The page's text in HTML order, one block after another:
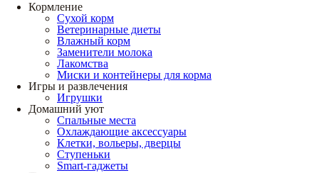
Кормление
Сухой корм
Ветеринарные диеты
Влажный корм
Заменители молока
Лакомства
Миски и контейнеры для корма
Игры и развлечения
Игрушки
Домашний уют
Спальные места
Охлаждающие аксессуары
Клетки, вольеры, дверцы
Ступеньки
Smart-гаджеты